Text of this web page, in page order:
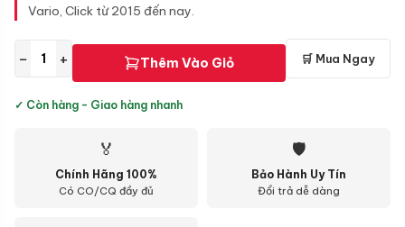
Vario, Click từ 2015 đến nay.
− + Thêm Vào Giỏ 🛒 Mua Ngay
✓ Còn hàng - Giao hàng nhanh
🏅
Chính Hãng 100%
Có CO/CQ đầy đủ
🛡
Bảo Hành Uy Tín
Đổi trả dễ dàng